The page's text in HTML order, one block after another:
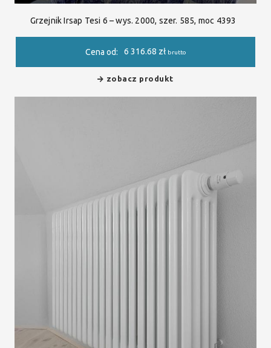
Grzejnik Irsap Tesi 6 – wys. 2000, szer. 585, moc 4393
Cena od: 6 316.68 zł brutto
zobacz produkt